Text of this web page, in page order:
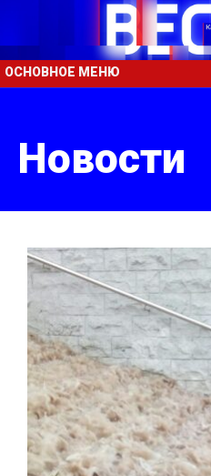
ОСНОВНОЕ МЕНЮ
Новости